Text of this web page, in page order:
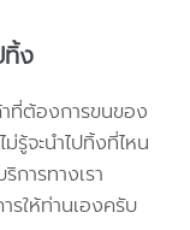
ทิ้ง
ที่ต้องการขนของ
รู้จะนำไปทิ้งที่ไหน
ารทางเรา
รให้ท่านเองครับ